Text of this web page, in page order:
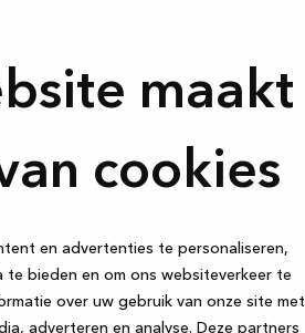
maakt
cookies
en advertenties te personaliseren,
te bieden en om ons websiteverkeer te
over uw gebruik van onze site met
adverteren en analyse. Deze partners